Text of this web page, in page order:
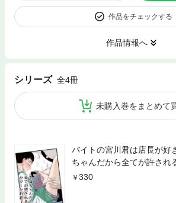
作品をチェックする
作品情報へ
シリーズ 全4冊
未購入巻をまとめて
バイトの宮川君は店長が
ちゃんだから全てが許され
330